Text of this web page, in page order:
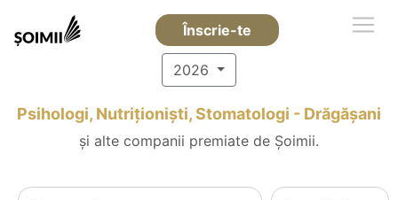
Înscrie-te
2026
Psihologi, Nutriționiști, Stomatologi - Drăgăşani
și alte companii premiate de Șoimii.